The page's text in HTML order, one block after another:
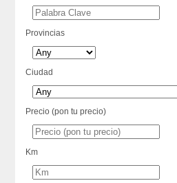
Provincias
Ciudad
Precio (pon tu precio)
Km